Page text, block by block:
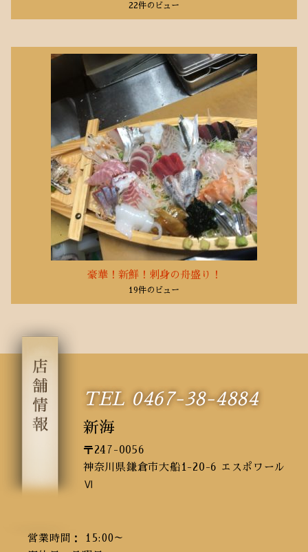
22件のビュー
豪華！新鮮！刺身の舟盛り！
19件のビュー
TEL 0467-38-4884
新海
〒247-0056
神奈川県鎌倉市大船1-20-6 エスポワール
Ⅵ
営業時間： 15:00～